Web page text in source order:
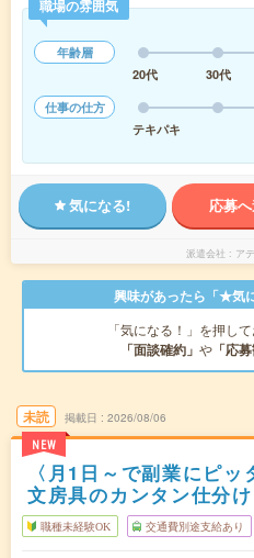
職場の雰囲気
年齢層
20代
30代
仕事の仕方
テキパキ
気になる! 応募
派遣会社 ア
興味があったら「★気
「気になる！」を押し
「面談確約」 や 「応
未読
NEW
掲載日 2026/08/06
〈月1日～で副業にピッ
文房具のカンタン仕分け
職種未経験OK 交通費別途支給あり